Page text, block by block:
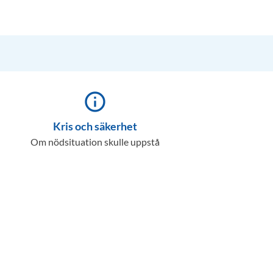
info_outline
Kris och säkerhet
Om nödsituation skulle uppstå